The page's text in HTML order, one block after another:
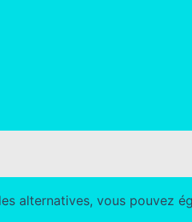
alternatives, vous pouvez